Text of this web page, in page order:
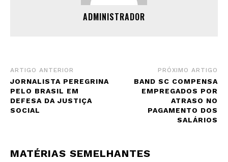
ADMINISTRADOR
ARTIGO ANTERIOR
JORNALISTA PEREGRINA
PELO BRASIL EM
DEFESA DA JUSTIÇA
SOCIAL
PRÓXIMO ARTIGO
BAND SC COMPENSA
EMPREGADOS POR
ATRASO NO
PAGAMENTO DOS
SALÁRIOS
MATÉRIAS SEMELHANTES